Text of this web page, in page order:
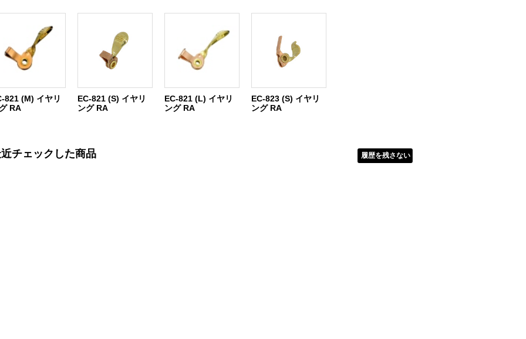
821 (M) イヤリ
RA
EC-821 (S) イヤリ
ング RA
EC-821 (L) イヤリ
ング RA
EC-823 (S) イヤリ
ング RA
チェックした商品 履歴を残さない